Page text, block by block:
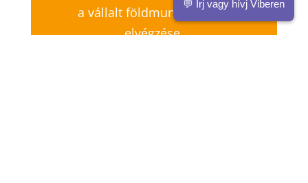
a vállalt földmunkák gyors
elvégzése.
💬 Írj vagy hívj Viberen